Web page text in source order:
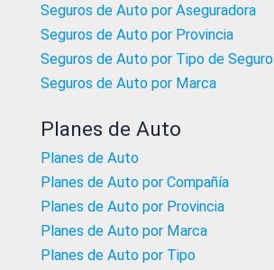
Seguros de Auto por Aseguradora
Seguros de Auto por Provincia
Seguros de Auto por Tipo de Seguro
Seguros de Auto por Marca
Planes de Auto
Planes de Auto
Planes de Auto por Compañía
Planes de Auto por Provincia
Planes de Auto por Marca
Planes de Auto por Tipo